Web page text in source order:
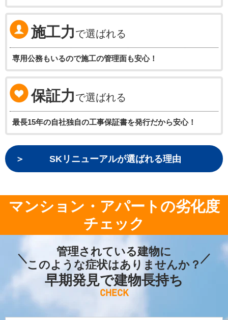
施工力で選ばれる
専用公務もいるので施工の管理面も安心！
保証力で選ばれる
最長15年の自社独自の工事保証書を発行だから安心！
SKリニューアルが選ばれる理由
マンション・アパートの劣化度
チェック
管理されている建物に
このような症状はありませんか？
早期発見で建物長持ち
CHECK